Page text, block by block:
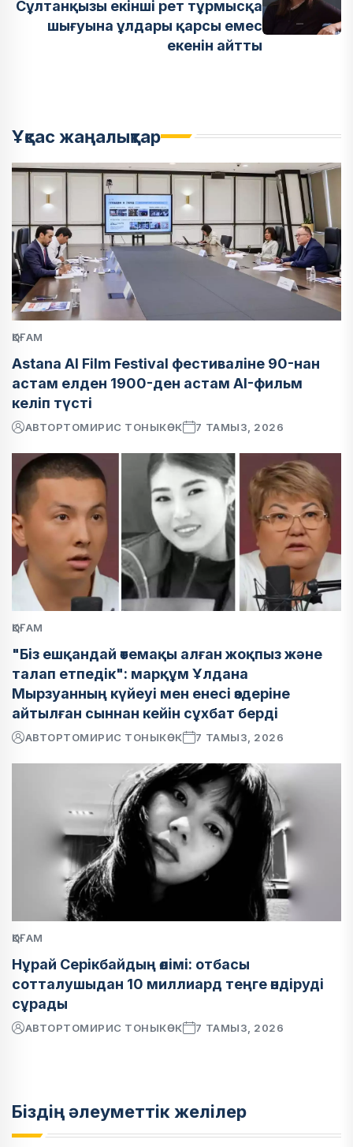
Сұлтанқызы екінші рет тұрмысқа
шығуына ұлдары қарсы емес
екенін айтты
Ұқсас жаңалықтар
ҚОҒАМ
Astana AI Film Festival фестиваліне 90-нан
астам елден 1900-ден астам AI-фильм
келіп түсті
АВТОРТОМИРИС ТОНЫКӨК 7 ТАМЫЗ, 2026
ҚОҒАМ
"Біз ешқандай өтемақы алған жоқпыз және
талап етпедік": марқұм Ұлдана
Мырзуанның күйеуі мен енесі өздеріне
айтылған сыннан кейін сұхбат берді
АВТОРТОМИРИС ТОНЫКӨК 7 ТАМЫЗ, 2026
ҚОҒАМ
Нұрай Серікбайдың өлімі: отбасы
сотталушыдан 10 миллиард теңге өндіруді
сұрады
АВТОРТОМИРИС ТОНЫКӨК 7 ТАМЫЗ, 2026
Біздің әлеуметтік желілер